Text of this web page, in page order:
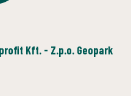
Kft. - Z.p.o. Geopark